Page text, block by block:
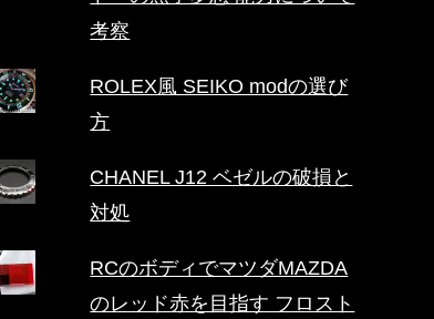
考察
ROLEX風 SEIKO modの選び
方
CHANEL J12 ベゼルの破損と
対処
RCのボディでマツダMAZDA
のレッド赤を目指す フロスト